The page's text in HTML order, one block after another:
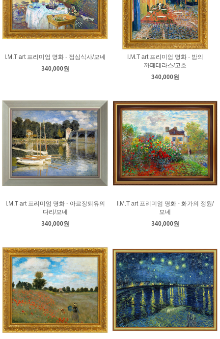
I.M.T art 프리미엄 명화 - 점심식사/모네
340,000원
I.M.T art 프리미엄 명화 - 밤의
까페테라스/고흐
340,000원
I.M.T art 프리미엄 명화 - 아르장퇴유의
다리/모네
340,000원
I.M.T art 프리미엄 명화 - 화가의 정원/
모네
340,000원